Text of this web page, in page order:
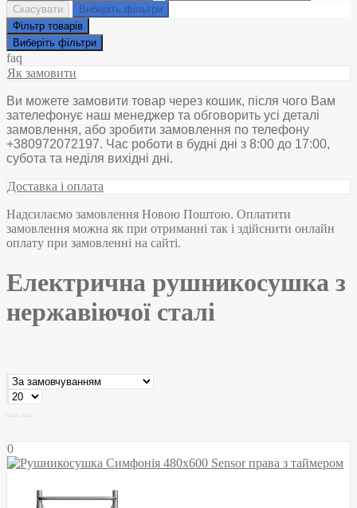
Скасувати
Виберіть фільтри
Фільтр товарів
Виберіть фільтри
faq
Як замовити
Ви можете замовити товар через кошик, після чого Вам
зателефонує наш менеджер та обговорить усі деталі
замовлення, або зробити замовлення по телефону
+380972072197. Час роботи в будні дні з 8:00 до 17:00,
субота та неділя вихідні дні.
Доставка і оплата
Надсилаємо замовлення Новою Поштою. Оплатити
замовлення можна як при отриманні так і здійснити онлайн
оплату при замовленні на сайті.
Електрична рушникосушка з
нержавіючої сталі
0